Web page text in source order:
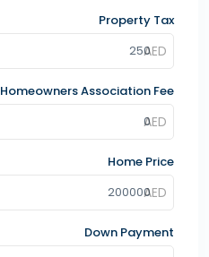
Property Tax
Homeowners Association Fee
Home Price
Down Payment